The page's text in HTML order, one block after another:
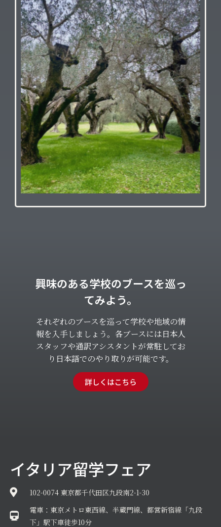
興味のある学校のブースを巡っ
てみよう。
それぞれのブースを巡って学校や地域の情
報を入手しましょう。各ブースには日本人
スタッフや通訳アシスタントが常駐してお
り日本語でのやり取りが可能です。
詳しくはこちら
イタリア留学フェア
102-0074 東京都千代田区九段南2-1-30
電車：東京メトロ東西線、半蔵門線、都営新宿線「九段
下」駅下車徒歩10分